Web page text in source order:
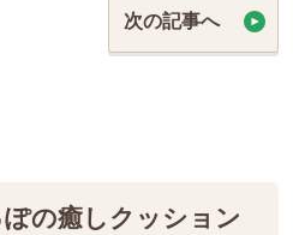
次の記事へ
ぽの癒しクッション